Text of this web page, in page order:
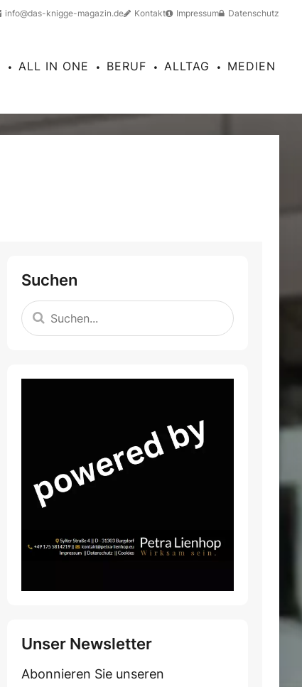
info@das-knigge-magazin.de Kontakt Impressum Datenschutz
ALL IN ONE BERUF ALLTAG MEDIEN
Suchen
Unser Newsletter
Abonnieren Sie unseren